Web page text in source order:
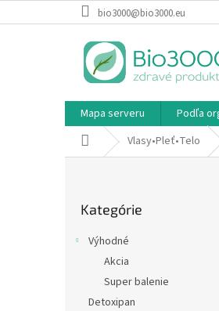
na
bio3000@bio3000.eu
Mapa serveru Podľa
DomovVlasy•Pleť•Telo
kategórie
Kategórie
Výhodné
Akcia
Super balenie
Detoxipan